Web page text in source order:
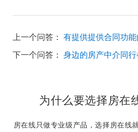
上一个问答：
下一个问答：
为什么要选择房在
房在线只做专业级产品，选择房在线